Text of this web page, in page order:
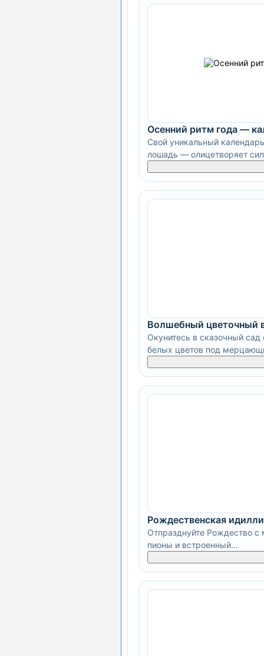
Осенний ритм года —
Свой уникальный
лошадь — олицетворяет
Волшебный цветочный
Окунитесь в сказочный
белых цветов под
Рождественская
Отпразднуйте Рождество с
пионы и встроенный...